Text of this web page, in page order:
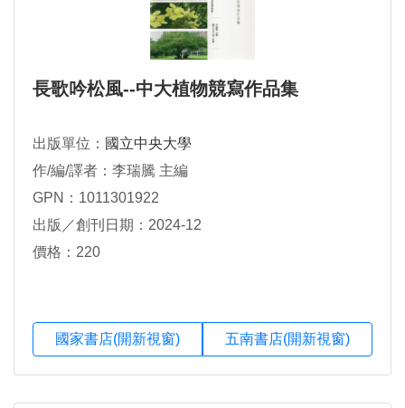
長歌吟松風--中大植物競寫作品集
出版單位： 國立中央大學
作/編/譯者：李瑞騰 主編
GPN：1011301922
出版／創刊日期：2024-12
價格：220
國家書店(開新視窗) 五南書店(開新視窗)